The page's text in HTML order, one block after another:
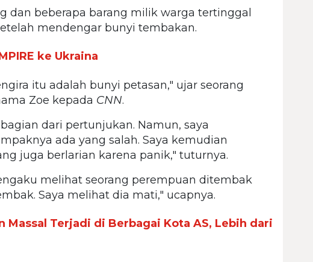
dan beberapa barang milik warga tertinggal
mendengar bunyi tembakan.
ke Ukraina
itu adalah bunyi petasan," ujar seorang
Zoe kepada CNN.
dari pertunjukan. Namun, saya
ada yang salah. Saya kemudian
juga berlarian karena panik," tuturnya.
melihat seorang perempuan ditembak
Saya melihat dia mati," ucapnya.
Massal Terjadi di Berbagai Kota AS, Lebih dari